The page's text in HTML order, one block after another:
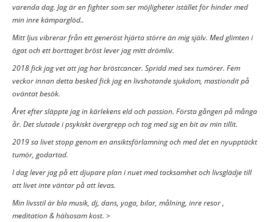
varenda dag. Jag är en fighter som ser möjligheter istället för hinder med
min inre kämparglöd..
Mitt ljus vibrerar från ett generöst hjärta större än mig själv. Med glimten i
ögat och ett borttaget bröst lever jag mitt drömliv.
2018 fick jag vet att jag har bröstcancer. Spridd med sex tumörer. Fem
veckor innan detta besked fick jag en livshotande sjukdom, mastiondit på
oväntat besök.
Året efter släppte jag in kärlekens eld och passion. Första gången på många
år. Det slutade i psykiskt övergrepp och tog med sig en bit av min tillit.
2019 sa livet stopp genom en ansiktsförlamning och med det en nyupptäckt
tumör, godartad.
I dag lever jag på ett djupare plan i nuet med tacksamhet och livsglädje till
att livet inte väntar på att levas.
Min livsstil är bla musik, dj, dans, yoga, bilar, målning, inre resor ,
meditation & hälsosam kost. >